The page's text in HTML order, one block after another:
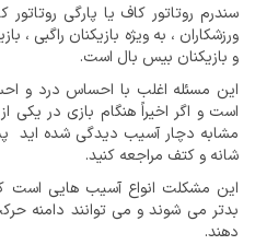
سندرم روتاتور کاف یا پارگی
ورزشکاران ، به ویژه بازیکنان راگبی ،
و بازیکنان بیس بال است.
این مسئله اغلب با احساس درد
است و اگر اخیراً هنگام بازی در یکی
مشابه دچار آسیب دیدگی شده
شانه و کتف مراجعه کنید.
این مشکلت انواع آسیب هایی
بدتر می شوند و می توانند دامنه
دهند.